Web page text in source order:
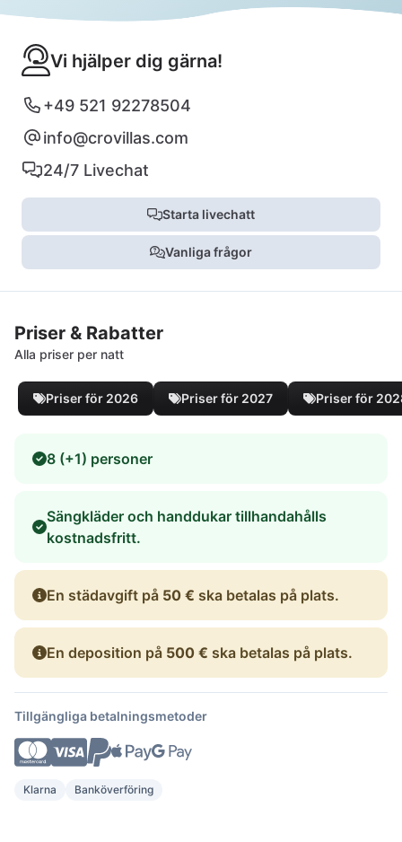
Vi hjälper dig gärna!
+49 521 92278504
info@crovillas.com
24/7 Livechat
Starta livechatt
Vanliga frågor
Priser & Rabatter
Alla priser per natt
Priser för 2026 Priser för 2027 Priser för
8 (+1) personer
Sängkläder och handdukar tillhandahålls
kostnadsfritt.
En städavgift på 50 € ska betalas på plats.
En deposition på 500 € ska betalas på plats.
Tillgängliga betalningsmetoder
Klarna Banköverföring